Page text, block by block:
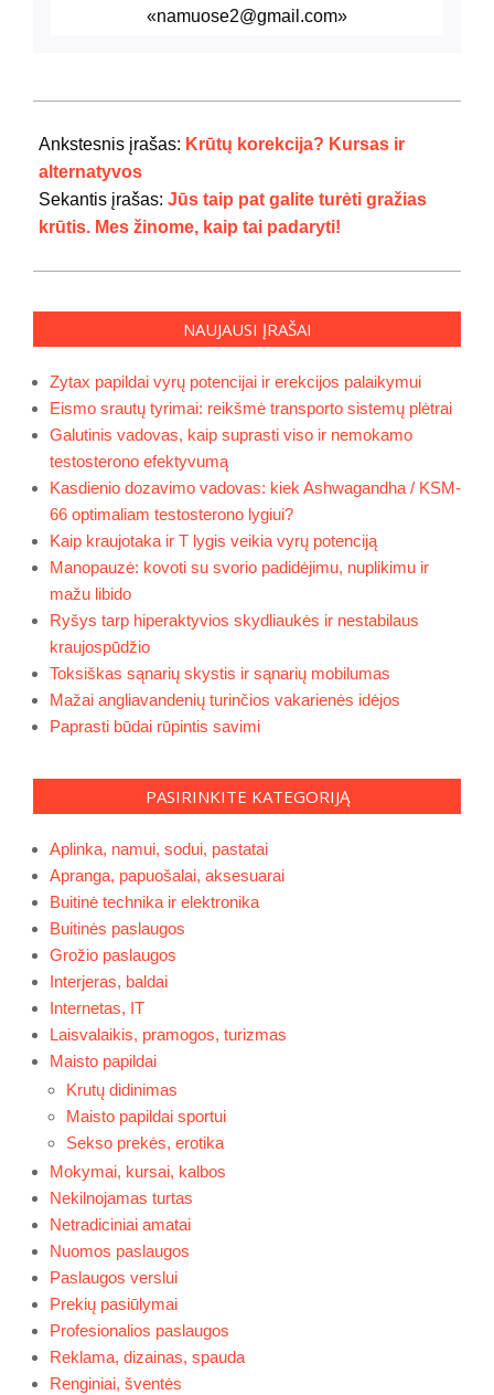
«namuose2@gmail.com»
07-
22
Ankstesnis įrašas: Krūtų korekcija? Kursas ir
alternatyvos
Sekantis įrašas: Jūs taip pat galite turėti gražias
krūtis. Mes žinome, kaip tai padaryti!
NAUJAUSI ĮRAŠAI
Zytax papildai vyrų potencijai ir erekcijos palaikymui
Eismo srautų tyrimai: reikšmė transporto sistemų plėtrai
Galutinis vadovas, kaip suprasti viso ir nemokamo
testosterono efektyvumą
Kasdienio dozavimo vadovas: kiek Ashwagandha / KSM-
66 optimaliam testosterono lygiui?
Kaip kraujotaka ir T lygis veikia vyrų potenciją
Manopauzė: kovoti su svorio padidėjimu, nuplikimu ir
mažu libido
Ryšys tarp hiperaktyvios skydliaukės ir nestabilaus
kraujospūdžio
Toksiškas sąnarių skystis ir sąnarių mobilumas
Mažai angliavandenių turinčios vakarienės idėjos
Paprasti būdai rūpintis savimi
PASIRINKITE KATEGORIJĄ
Aplinka, namui, sodui, pastatai
Apranga, papuošalai, aksesuarai
Buitinė technika ir elektronika
Buitinės paslaugos
Grožio paslaugos
Interjeras, baldai
Internetas, IT
Laisvalaikis, pramogos, turizmas
Maisto papildai
Krutų didinimas
Maisto papildai sportui
Sekso prekės, erotika
Mokymai, kursai, kalbos
Nekilnojamas turtas
Netradiciniai amatai
Nuomos paslaugos
Paslaugos verslui
Prekių pasiūlymai
Profesionalios paslaugos
Reklama, dizainas, spauda
Renginiai, šventės